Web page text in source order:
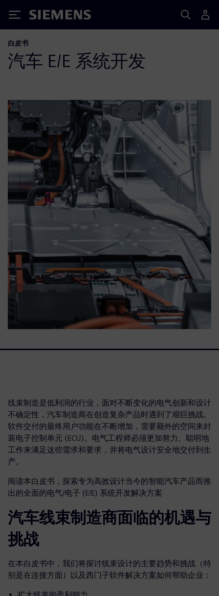
Siemens
白皮书
汽车 E/E 系统开发
线束制造是低利润的行业，面对不断变化的电气创新和设计
不确定性，汽车制造商在创造复杂产品时遇到了艰巨挑战。
软件交付的最终用户功能在不断增加，需要额外的空间来封
装电子控制单元 (ECU)。电气工程师必须更加努力、聪明地
工作来满足这些需求和要求，并将电气设计安全地交付到生
产。
阅读本白皮书，探索专为高效设计当今的智能汽车产品而推
出的全面的电气/电子 (E/E) 系统开发解决方案
汽车线束制造商面临的机遇与
挑战
在本白皮书中，我们将探讨线束设计的主要趋势和挑战（特
别是在连接方面）以及西门子软件解决方案如何帮助企业：